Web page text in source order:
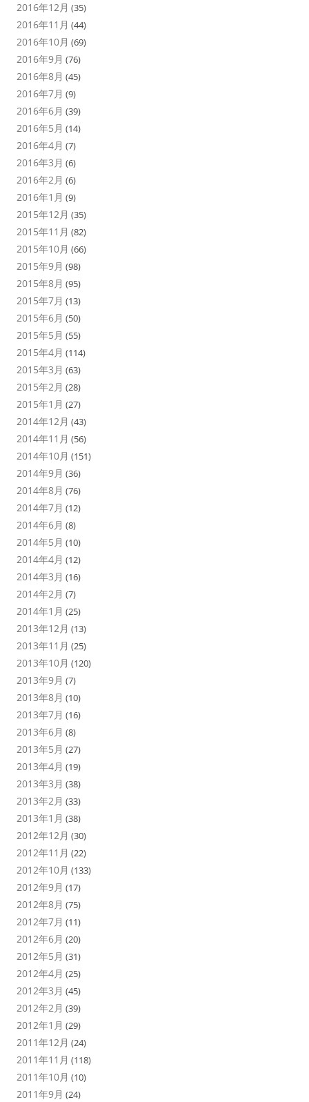
2016年12月 (35)
2016年11月 (44)
2016年10月 (69)
2016年9月 (76)
2016年8月 (45)
2016年7月 (9)
2016年6月 (39)
2016年5月 (14)
2016年4月 (7)
2016年3月 (6)
2016年2月 (6)
2016年1月 (9)
2015年12月 (35)
2015年11月 (82)
2015年10月 (66)
2015年9月 (98)
2015年8月 (95)
2015年7月 (13)
2015年6月 (50)
2015年5月 (55)
2015年4月 (114)
2015年3月 (63)
2015年2月 (28)
2015年1月 (27)
2014年12月 (43)
2014年11月 (56)
2014年10月 (151)
2014年9月 (36)
2014年8月 (76)
2014年7月 (12)
2014年6月 (8)
2014年5月 (10)
2014年4月 (12)
2014年3月 (16)
2014年2月 (7)
2014年1月 (25)
2013年12月 (13)
2013年11月 (25)
2013年10月 (120)
2013年9月 (7)
2013年8月 (10)
2013年7月 (16)
2013年6月 (8)
2013年5月 (27)
2013年4月 (19)
2013年3月 (38)
2013年2月 (33)
2013年1月 (38)
2012年12月 (30)
2012年11月 (22)
2012年10月 (133)
2012年9月 (17)
2012年8月 (75)
2012年7月 (11)
2012年6月 (20)
2012年5月 (31)
2012年4月 (25)
2012年3月 (45)
2012年2月 (39)
2012年1月 (29)
2011年12月 (24)
2011年11月 (118)
2011年10月 (10)
2011年9月 (24)